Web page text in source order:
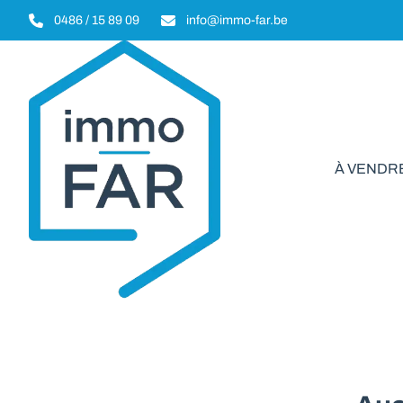
Aller au contenu principal
0486 / 15 89 09 info@immo-far.be
À